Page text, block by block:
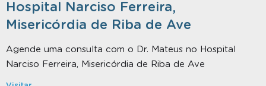
Hospital Narciso Ferreira,
Misericórdia de Riba de Ave
Agende uma consulta com o Dr. Mateus no Hospital
Narciso Ferreira, Misericórdia de Riba de Ave